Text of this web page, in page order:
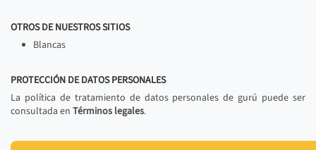
OTROS DE NUESTROS SITIOS
Blancas
PROTECCIÓN DE DATOS PERSONALES
La política de tratamiento de datos personales de gurú puede ser
consultada en Términos legales.